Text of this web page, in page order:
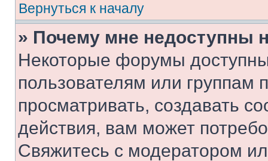
Вернуться к началу
» Почему мне недоступны
Некоторые форумы
пользователям или группам
просматривать, создавать
действия, вам может
Свяжитесь с модератором